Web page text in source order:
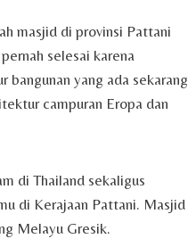
masjid di provinsi Pattani
selesai karena
bangunan yang ada sekarang
campuran Eropa dan
di Thailand sekaligus
di Kerajaan Pattani. Masjid
Melayu Gresik.